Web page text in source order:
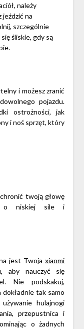
należy
jeździć na
szczególnie
śliskie, gdy są
i możesz zranić
pojazdu.
ostrożności, jak
i noś sprzęt, który
twoją głowę
o niskiej sile i
jest Twojaxiaomi
aby nauczyć się
Nie podskakuj,
dokładnie tak samo
hulajnogi
przepustnica i
o żadnych